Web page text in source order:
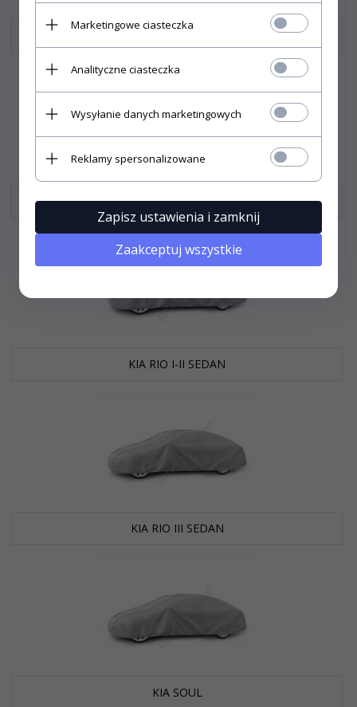
KIA RIO HATCHBACK OD 2005
KIA RIO KOMBI
KIA RIO I-II SEDAN
KIA RIO III SEDAN
KIA SOUL
Marketingowe ciasteczka
Analityczne ciasteczka
Wysyłanie danych marketingowych
Reklamy spersonalizowane
Zapisz ustawienia i zamknij
Zaakceptuj wszystkie